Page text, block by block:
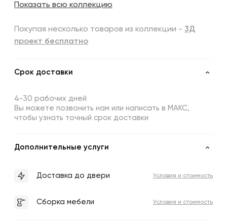
Показать всю коллекцию
Покупая несколько товаров из коллекции - 3Д
проект бесплатно
Срок доставки
4-30 рабочих дней
Вы можете позвонить нам или написать в МАКС,
чтобы узнать точный срок доставки
Дополнительные услуги
Доставка до двери Условия и стоимость
Сборка мебели Условия и стоимость